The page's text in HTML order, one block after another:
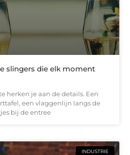
slingers die elk moment
herken je aan de details. Een
een vlaggenlijn langs de
bij de entree
INDUSTRIE